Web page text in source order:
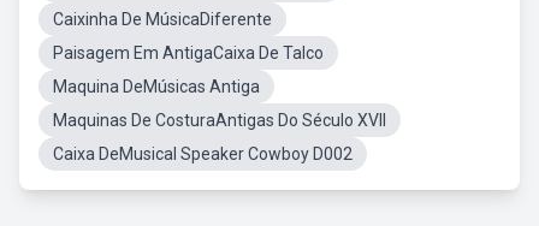
Caixinha De MúsicaDiferente
Paisagem Em AntigaCaixa De Talco
Maquina DeMúsicas Antiga
Maquinas De CosturaAntigas Do Século XVII
Caixa DeMusical Speaker Cowboy D002